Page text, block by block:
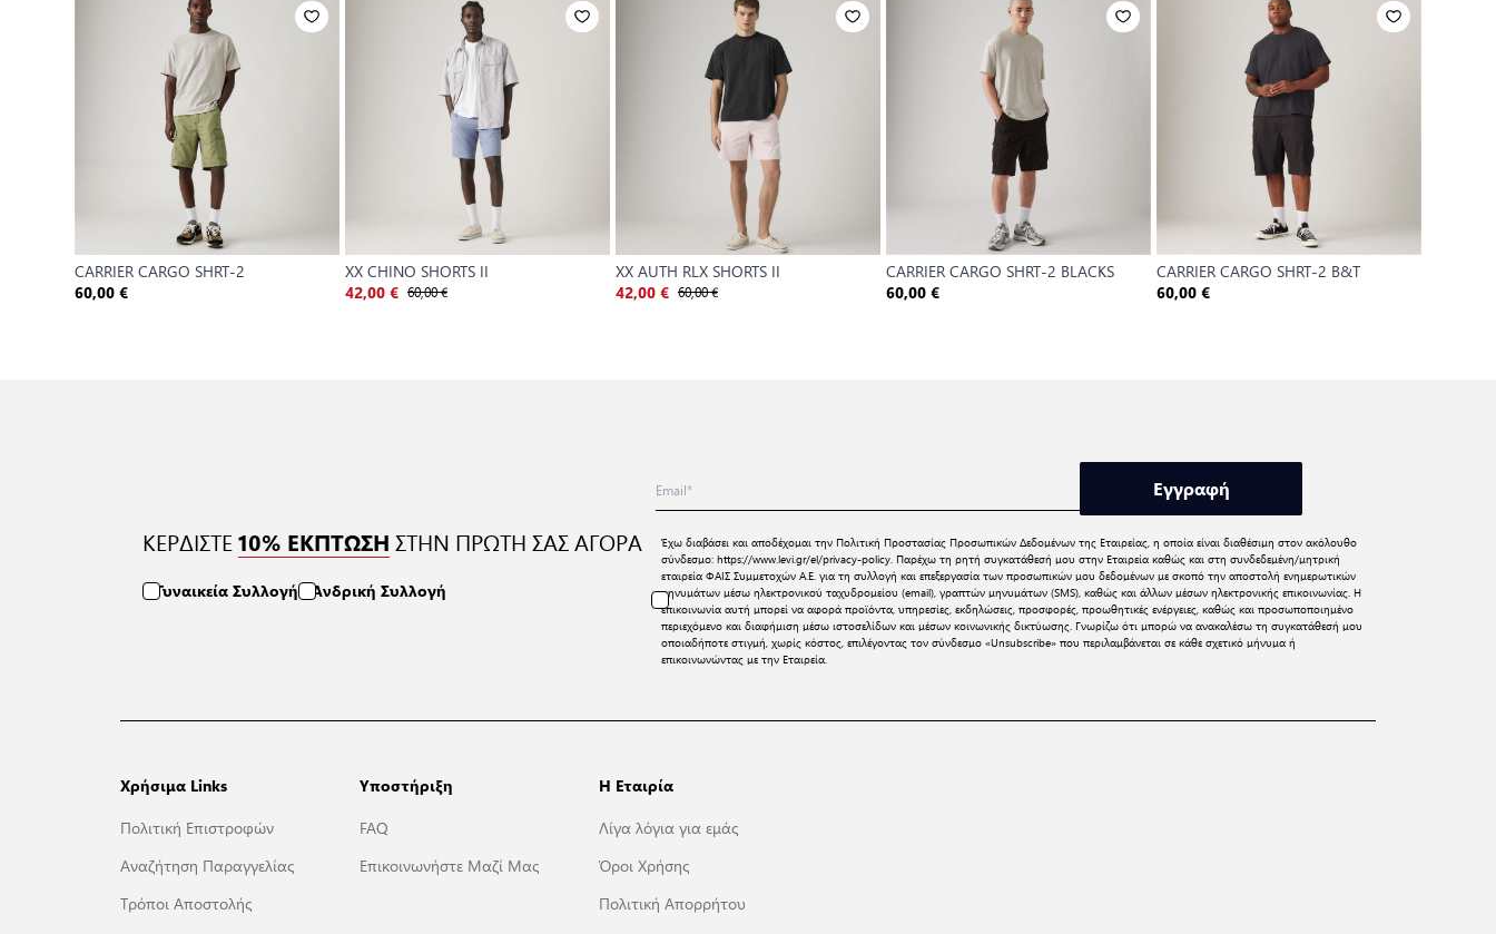
CARRIER CARGO SHRT-2
60,00 €
XX CHINO SHORTS II
42,00 € 60,00 €
XX AUTH RLX SHORTS II
42,00 € 60,00 €
CARRIER CARGO SHRT-2 BLACKS
60,00 €
CARRIER CARGO SHRT-2 B&T
60,00 €
ΚΕΡΔΙΣΤΕ 10% ΕΚΠΤΩΣΗ ΣΤΗΝ ΠΡΩΤΗ ΣΑΣ ΑΓΟΡΑ
Γυναικεία Συλλογή Ανδρική Συλλογή
Εγγραφή
Έχω διαβάσει και αποδέχομαι την Πολιτική Προστασίας Προσωπικών Δεδομένωντης Εταιρείας, η οποία είναι διαθέσιμη στον ακόλουθο
σύνδεσμο:https://www.levi.gr/el/privacy-policy. Παρέχω τη ρητή συγκατάθεσή μου στην Εταιρεία καθώς και στη συνδεδεμένη/μητρική
εταιρεία ΦΑΙΣ Συμμετοχών Α.Ε. για τη συλλογή και επεξεργασία των προσωπικών μου δεδομένων με σκοπό την αποστολή ενημερωτικών
μηνυμάτων μέσω ηλεκτρονικού ταχυδρομείου (email), γραπτών μηνυμάτων (SMS), καθώς και άλλων μέσων ηλεκτρονικής επικοινωνίας. Η
επικοινωνία αυτή μπορεί να αφορά προϊόντα, υπηρεσίες, εκδηλώσεις, προσφορές, προωθητικές ενέργειες, καθώς και προσωποποιημένο
περιεχόμενο και διαφήμιση μέσω ιστοσελίδων και μέσων κοινωνικής δικτύωσης. Γνωρίζω ότι μπορώ να ανακαλέσω τη συγκατάθεσή μου
οποιαδήποτε στιγμή, χωρίς κόστος, επιλέγοντας τον σύνδεσμο «Unsubscribe» που περιλαμβάνεται σε κάθε σχετικό μήνυμα ή
επικοινωνώντας με την Εταιρεία.
Χρήσιμα Links
Πολιτική Επιστροφών
Αναζήτηση Παραγγελίας
Τρόποι Αποστολής
Υποστήριξη
FAQ
Επικοινωνήστε Μαζί Μας
Η Εταιρία
Λίγα λόγια για εμάς
Όροι Χρήσης
Πολιτική Απορρήτου